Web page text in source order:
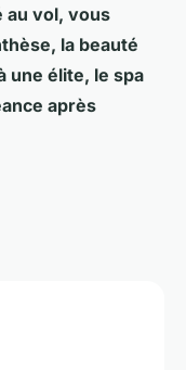
au vol, vous
la beauté
une élite, le spa
après